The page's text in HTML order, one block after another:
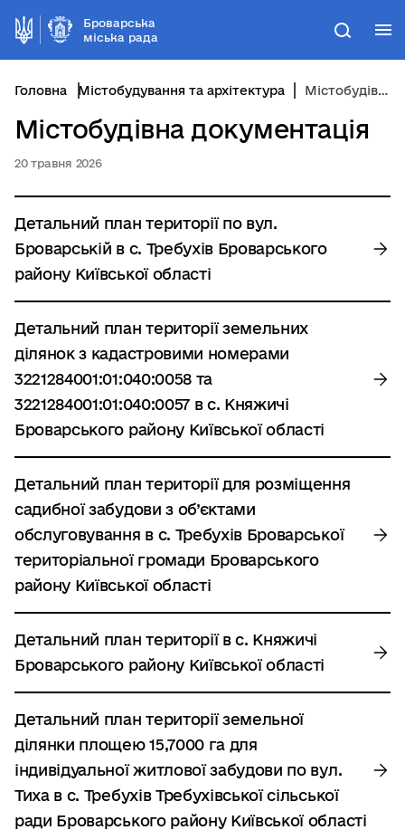
Броварська
міська рада
Пошук
Головна Містобудування та архітектура Містобудівна документація
Містобудівна документація
20 травня 2026
Детальний план території по вул.
Броварській в с. Требухів Броварського
району Київської області
Детальний план території земельних
ділянок з кадастровими номерами
3221284001:01:040:0058 та
3221284001:01:040:0057 в с. Княжичі
Броварського району Київської області
Детальний план території для розміщення
садибної забудови з об’єктами
обслуговування в с. Требухів Броварської
територіальної громади Броварського
району Київської області
Детальний план території в с. Княжичі
Броварського району Київської області
Детальний план території земельної
ділянки площею 15,7000 га для
індивідуальної житлової забудови по вул.
Тиха в с. Требухів Требухівської сільської
ради Броварського району Київської області